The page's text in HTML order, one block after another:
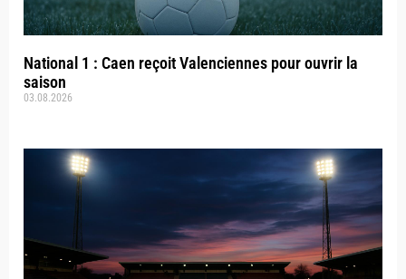
National 1 : Caen reçoit Valenciennes pour ouvrir la
saison
03.08.2026